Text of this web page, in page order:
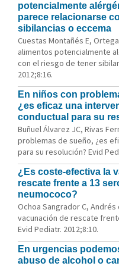
potencialmente
parece relacionarse
sibilancias o eccema
Cuestas Montañés E,
alimentos potencialmente
con el riesgo de tener
2012;8:16.
En niños con
¿es eficaz una
conductual para su
Buñuel Álvarez JC, Rivas
problemas de sueño, ¿es
para su resolución? Evid
¿Es coste-efectiva la
rescate frente a 13
neumococo?
Ochoa Sangrador C,
vacunación de rescate
Evid Pediatr. 2012;8:10.
En urgencias
abuso de alcohol o